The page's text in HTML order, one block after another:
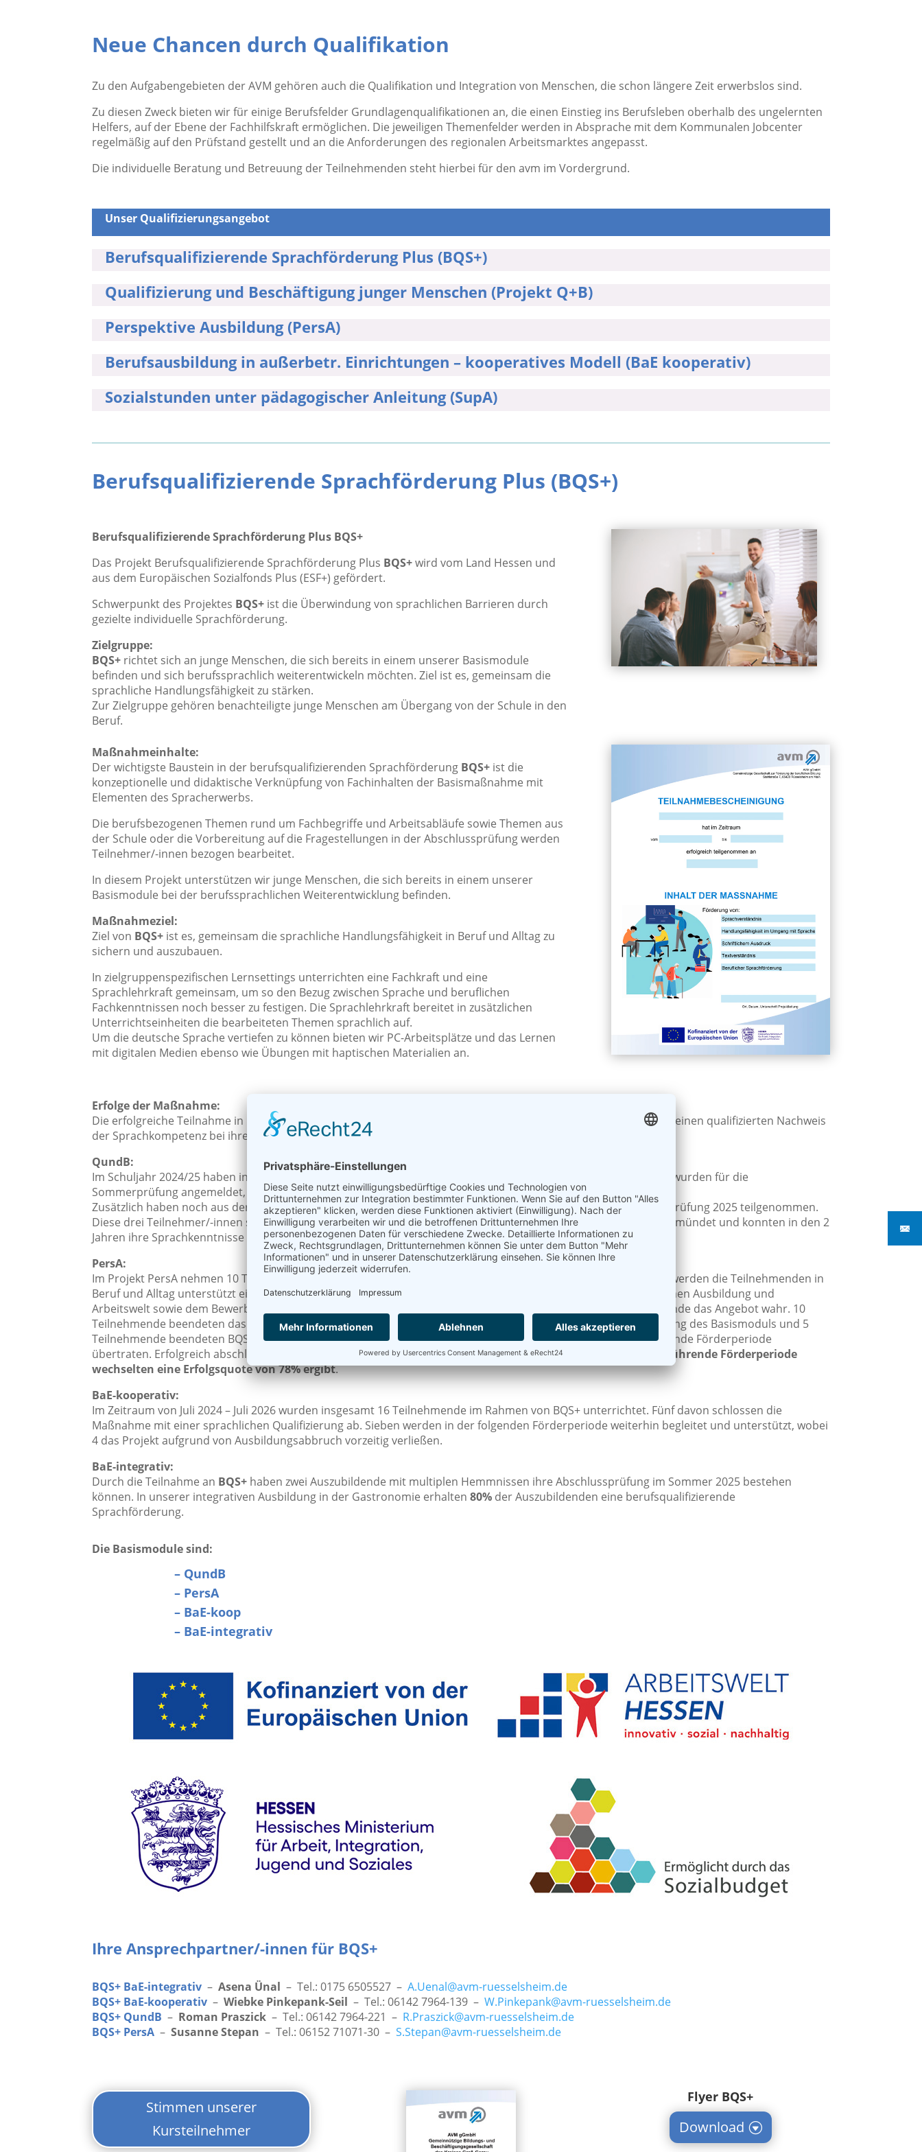
Neue Chancen durch Qualifikation
Zu den Aufgabengebieten der AVM gehören auch die Qualifikation und Integration von Menschen, die schon längere Zeit erwerbslos sind.
Zu diesen Zweck bieten wir für einige Berufsfelder Grundlagenqualifikationen an, die einen Einstieg ins Berufsleben oberhalb des ungelernten
Helfers, auf der Ebene der Fachhilfskraft ermöglichen. Die jeweiligen Themenfelder werden in Absprache mit dem Kommunalen Jobcenter
regelmäßig auf den Prüfstand gestellt und an die Anforderungen des regionalen Arbeitsmarktes angepasst.
Die individuelle Beratung und Betreuung der Teilnehmenden steht hierbei für den avm im Vordergrund.
Unser Qualifizierungsangebot
Berufsqualifizierende Sprachförderung Plus (BQS+)
Qualifizierung und Beschäftigung junger Menschen (Projekt Q+B)
Perspektive Ausbildung (PersA)
Berufsausbildung in außerbetr. Einrichtungen – kooperatives Modell (BaE kooperativ)
Sozialstunden unter pädagogischer Anleitung (SupA)
Berufsqualifizierende Sprachförderung Plus (BQS+)
Berufsqualifizierende Sprachförderung Plus BQS+
Das Projekt Berufsqualifizierende Sprachförderung Plus BQS+wird vom Land Hessen und
aus dem Europäischen Sozialfonds Plus (ESF+) gefördert.
Schwerpunkt des Projektes BQS+ ist die Überwindung von sprachlichen Barrieren durch
gezielte individuelle Sprachförderung.
Zielgruppe:
BQS+ richtet sich an junge Menschen, die sich bereits in einem unserer Basismodule
befinden und sich berufssprachlich weiterentwickeln möchten. Ziel ist es, gemeinsam die
sprachliche Handlungsfähigkeit zu stärken.
Zur Zielgruppe gehören benachteiligte junge Menschen am Übergang von der Schule in den
Beruf.
Maßnahmeinhalte:
Der wichtigste Baustein in der berufsqualifizierenden Sprachförderung BQS+ ist die
konzeptionelle und didaktische Verknüpfung von Fachinhalten der Basismaßnahme mit
Elementen des Spracherwerbs.
Die berufsbezogenen Themen rund um Fachbegriffe und Arbeitsabläufe sowie Themen aus
der Schule oder die Vorbereitung auf die Fragestellungen in der Abschlussprüfung werden
Teilnehmer/-innen bezogen bearbeitet.
In diesem Projekt unterstützen wir junge Menschen, die sich bereits in einem unserer
Basismodule bei der berufssprachlichen Weiterentwicklung befinden.
Maßnahmeziel:
Ziel von BQS+ ist es, gemeinsam die sprachliche Handlungsfähigkeit in Beruf und Alltag zu
sichern und auszubauen.
In zielgruppenspezifischen Lernsettings unterrichten eine Fachkraft und eine
Sprachlehrkraft gemeinsam, um so den Bezug zwischen Sprache und beruflichen
Fachkenntnissen noch besser zu festigen. Die Sprachlehrkraft bereitet in zusätzlichen
Unterrichtseinheiten die bearbeiteten Themen sprachlich auf.
Um die deutsche Sprache vertiefen zu können bieten wir PC-Arbeitsplätze und das Lernen
mit digitalen Medien ebenso wie Übungen mit haptischen Materialien an.
Erfolge der Maßnahme:
Die erfolgreiche Teilnahme in BQS+wird mit einer Teilnahmebescheinigung bestätigt, die die Teilnehmenden für einen qualifizierten Nachweis
der Sprachkompetenz bei ihren Bewerbungsunterlagen anfügen können.
QundB:
Im Schuljahr 2024/25 haben in QundB fünfzehn Teilnehmer/-innen an
teilgenommen. 8 Teilnehmer/-innen wurden für die
Sommerprüfung angemeldet, 7 Teilnehmer/-innen haben den Hauptschulabschluss erfolgreich abgelegt.
Zusätzlich haben noch aus der Förderperiode 2023/24 dreiBQS+Teilnehmer/-innen erfolgreich an der Sommerprüfung 2025 teilgenommen.
Diese drei Teilnehmer/-innen sind mit rudimentären Sprachkenntnissen in das BasismodulBQS+
in QundB eingemündet und konnten in den 2
Jahren ihre Sprachkenntnisse stetig verbessern und das BasismodulBQS+ebenfalls erfolgreich abschließen.
PersA:
Im Projekt PersA nehmen 10 Teilnehmende zusätzlich an der beruflichen Sprachförderung BQS+ PersA teil. Hier werden die Teilnehmenden in
Beruf und Alltag unterstützt eine sprachliche Handlungsfähigkeit zu erlangen. Der Fokus liegt dabei auf den Themen Ausbildung und
Arbeitswelt sowie dem Bewerbungsprozess. Im Förderzeitraum von Juli 2024 bis Juni 2025 nahmen 23 Teilnehmende das Angebot wahr. 10
Teilnehmende beendeten das Projekt vorzeitig auf Grund von einer erfolgreichen Vermittlung oder die Beendigung des Basismoduls und 5
Teilnehmende beendeten BQS+ PersA regulär zum Ende des Förderzeitraums, wobei 8 Teilnehmende in die folgende Förderperiode
übertraten. Erfolgreich abschließen konnten 11 Teilnehmende, was mit den 8 Teilnehmenden,
die in die weiterführende Förderperiode
wechselten eine Erfolgsquote von 78% ergibt.
BaE-kooperativ:
Im Zeitraum von Juli 2024 – Juli 2026 wurden insgesamt 16 Teilnehmende im Rahmen von BQS+ unterrichtet. Fünf davon schlossen die
Maßnahme mit einer sprachlichen Qualifizierung ab. Sieben werden in der folgenden Förderperiode weiterhin begleitet und unterstützt, wobei
4 das Projekt aufgrund von Ausbildungsabbruch vorzeitig verließen.
BaE-integrativ:
Durch die Teilnahme an BQS+ haben zwei Auszubildende mit multiplen Hemmnissen ihre Abschlussprüfung im Sommer 2025 bestehen
können. In unserer integrativen Ausbildung in der Gastronomie erhalten80% der Auszubildenden eine berufsqualifizierende
Sprachförderung.
Die Basismodule sind:
– QundB
– PersA
– BaE-koop
– BaE-integrativ
Ihre Ansprechpartner/-innen für BQS+
BQS+ BaE-integrativ –Asena Ünal – Tel.: 0175 6505527 –A.Uenal@avm-ruesselsheim.de
BQS+ BaE-kooperativ –Wiebke Pinkepank-Seil – Tel.: 06142 7964-139 –W.Pinkepank@avm-ruesselsheim.de
BQS+ QundB – Roman Praszick – Tel.: 06142 7964-221 – R.Praszick@avm-ruesselsheim.de
BQS+ PersA –Susanne Stepan – Tel.: 06152 71071-30 –S.Stepan@avm-ruesselsheim.de
Stimmen unserer
Kursteilnehmer
Flyer BQS+
Download